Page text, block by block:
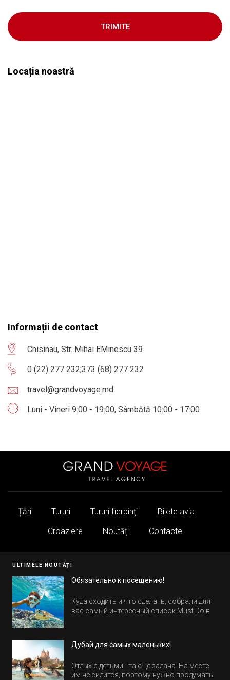
TRIMITE
Locația noastră
Informații de contact
Chisinau, Str. Mihai EMinescu 39
0 (22) 277 232;373 (68) 277 232
travel@grandvoyage.md
Luni - Vineri 9:00 - 19:00, Sâmbătă 10:00 - 17:00
Țări Tururi Tururi fierbinți
Bilete avia
Croaziere
Noutăți Contacte
ULTIMELE NOUTĂȚI
Обязательно к посещению!
Куда сходить и что сделать, собрали для
вас самый интересный список Must Do в
Дубай для самых маленьких!
Отдых с детьми - та еще задача. На месте
им не сидится, поэтому нужно продумать